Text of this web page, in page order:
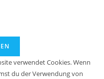
verwendet Cookies. Wenn
du der Verwendung von